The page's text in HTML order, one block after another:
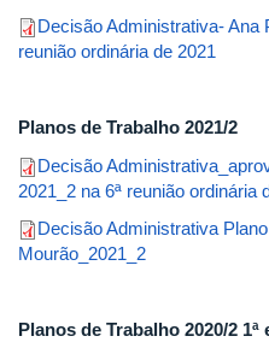
Decisão Administrativa- Ana
reunião ordinária de 2021
Planos de Trabalho 2021/2
Decisão
2021_2 na 6ª reunião ordinária
Decisão Administrativa
Mourão_2021_2
Planos de Trabalho 2020/2 1ª